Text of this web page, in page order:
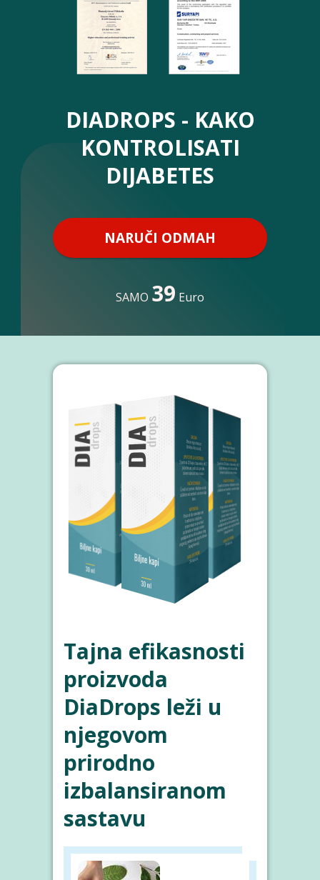
DIADROPS - KAKO
KONTROLISATI
DIJABETES
NARUČI ODMAH
SAMO 39 Euro
Tajna efikasnosti
proizvoda
DiaDrops leži u
njegovom
prirodno
izbalansiranom
sastavu